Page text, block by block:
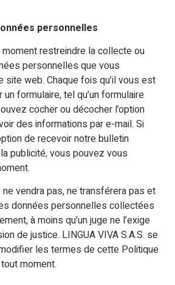
personnelles
restreindre la collecte ou
personnelles que vous
web. Chaque fois qu’il vous est
formulaire, tel qu’un formulaire
cocher ou décocher l’option
des informations par e-mail. Si
de recevoir notre bulletin
publicité, vous pouvez vous
ne vendra pas, ne transférera pas et
données personnelles collectées
à moins qu’un juge ne l’exige
de justice. LINGUA VIVA S.A.S. se
les termes de cette Politique
moment.